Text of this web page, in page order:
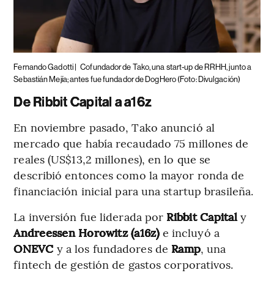
Fernando Gadotti |
Cofundador de Tako, una start-up de RRHH, junto a
Sebastián Mejía; antes fue fundador de DogHero (Foto: Divulgación)
De Ribbit Capital a a16z
En noviembre pasado, Tako anunció al
mercado que había recaudado 75 millones de
reales (US$13,2 millones), en lo que se
describió entonces como la mayor ronda de
financiación inicial para una startup brasileña.
La inversión fue liderada por Ribbit Capital y
Andreessen Horowitz (a16z)e incluyó a
ONEVC y a los fundadores de Ramp, una
fintech de gestión de gastos corporativos.